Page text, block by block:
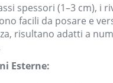
spessori (1–3 cm), i
facili da posare e
risultano adatti a
Esterne: